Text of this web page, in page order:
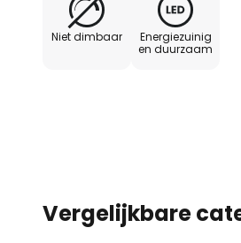
grondstof
een
Niet dimbaar
Energiezuinig
en duurzaam
Vergelijkbare